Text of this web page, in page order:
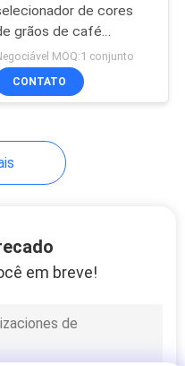
ótica
de cores
grãos de café
MOQ:1 conjunto
CONTATO
em breve!